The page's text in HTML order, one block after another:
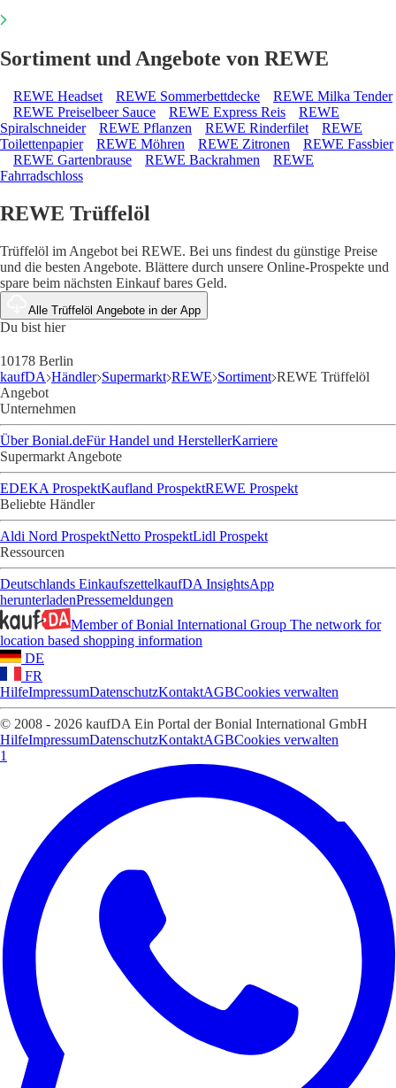
Sortiment und Angebote von REWE
REWE Headset REWE Sommerbettdecke
REWE Milka Tender
REWE Preiselbeer Sauce
REWE Express Reis
REWE
Spiralschneider
REWE Pflanzen REWE Rinderfilet
REWE
Toilettenpapier
REWE Möhren REWE Zitronen
REWE Fassbier
REWE Gartenbrause
REWE Backrahmen
REWE
Fahrradschloss
REWE Trüffelöl
Trüffelöl im Angebot bei REWE. Bei uns findest du günstige Preise
und die besten Angebote. Blättere durch unsere Online-Prospekte und
spare beim nächsten Einkauf bares Geld.
Alle Trüffelöl Angebote in der App
Du bist hier
10178 Berlin
kaufDA Händler Supermarkt REWE Sortiment REWE Trüffelöl
Angebot
Unternehmen
Über Bonial.deFür Handel und HerstellerKarriere
Supermarkt Angebote
EDEKA ProspektKaufland ProspektREWE Prospekt
Beliebte Händler
Aldi Nord ProspektNetto ProspektLidl Prospekt
Ressourcen
Deutschlands EinkaufszettelkaufDA InsightsApp
herunterladenPressemeldungen
Member of Bonial International Group The network for
location based shopping information
DE
FR
HilfeImpressumDatenschutzKontaktAGBCookies verwalten
© 2008 - 2026 kaufDA Ein Portal der Bonial International GmbH
HilfeImpressumDatenschutzKontaktAGBCookies verwalten
1